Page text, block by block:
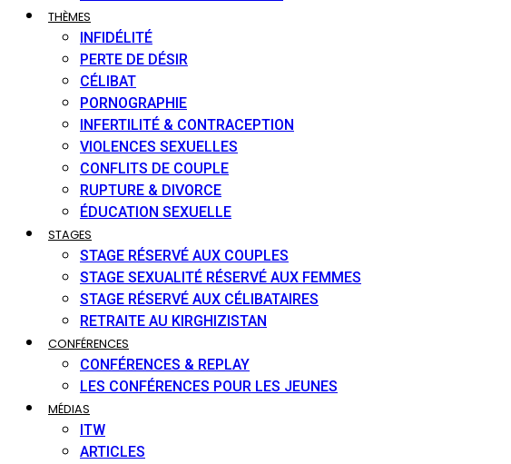
THÈMES
INFIDÉLITÉ
PERTE DE DÉSIR
CÉLIBAT
PORNOGRAPHIE
INFERTILITÉ & CONTRACEPTION
VIOLENCES SEXUELLES
CONFLITS DE COUPLE
RUPTURE & DIVORCE
ÉDUCATION SEXUELLE
STAGES
STAGE RÉSERVÉ AUX COUPLES
STAGE SEXUALITÉ RÉSERVÉ AUX FEMMES
STAGE RÉSERVÉ AUX CÉLIBATAIRES
RETRAITE AU KIRGHIZISTAN
CONFÉRENCES
CONFÉRENCES & REPLAY
LES CONFÉRENCES POUR LES JEUNES
MÉDIAS
ITW
ARTICLES